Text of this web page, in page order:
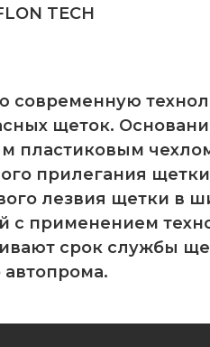
TECH
современную
щеток.
пластиковым
прилегания
лезвия щетки в
применением
срок службы